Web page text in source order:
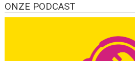
ONZE PODCAST